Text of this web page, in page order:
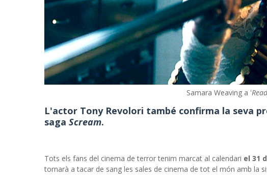
Samara Weaving a '
L'actor Tony Revolori també confirma la seva
saga Scream.
Tots els fans del cinema de terror tenim marcat al calendari el 31
tornarà a tacar de sang les sales de cinema de tot el món amb la